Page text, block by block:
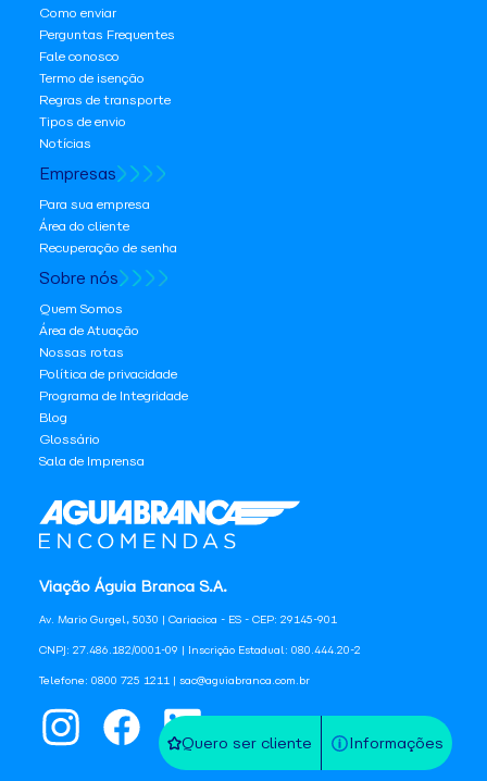
Quero ser cliente Informações
Viação Águia Branca S.A.
Av. Mario Gurgel, 5030 | Cariacica - ES - CEP: 29145-901
CNPJ: 27.486.182/0001-09 | Inscrição Estadual: 080.444.20-2
Telefone: 0800 725 1211 | sac@aguiabranca.com.br
Como enviar
Perguntas Frequentes
Fale conosco
Termo de isenção
Regras de transporte
Tipos de envio
Notícias
Empresas
Para sua empresa
Área do cliente
Recuperação de senha
Sobre nós
Quem Somos
Área de Atuação
Nossas rotas
Política de privacidade
Programa de Integridade
Blog
Glossário
Sala de Imprensa